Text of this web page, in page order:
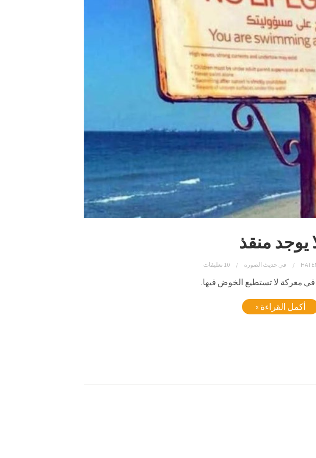
يوجد منقذ
في حديث الصورة 10 تعليقات
في معركة لا تستطيع الخوض فيها.
أكمل القراءة »